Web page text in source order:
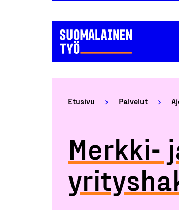
Etusivu Palvelut
Merkki-